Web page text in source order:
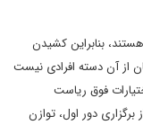
بنابراین کشیدن
از آن دسته افرادی نیست
فوق ریاست
دور اول، توازن